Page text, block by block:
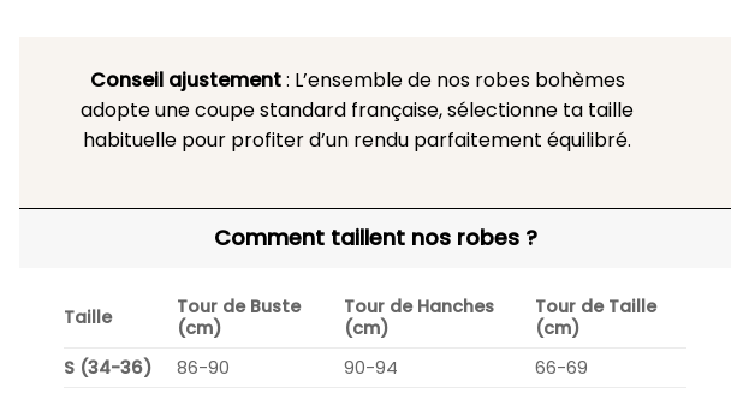
Conseil ajustement: L’ensemble de nos robes bohèmes
adopte une coupe standard française, sélectionne ta taille
habituelle pour profiter d’un rendu parfaitement équilibré.
Comment taillent nos robes ?
Taille
Tour de Buste
(cm)
Tour de Hanches
(cm)
Tour de Taille
(cm)
S (34-36)
86-90 90-94
66-69